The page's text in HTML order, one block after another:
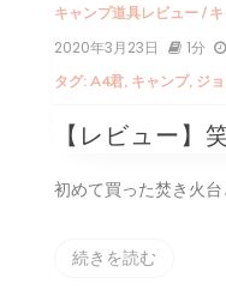
キャンプ道具レビュー/
2020年3月23日 1分
タグ: A4君, キャンプ, ジ
【レビュー】
初めて買った焚き火
続きを読む